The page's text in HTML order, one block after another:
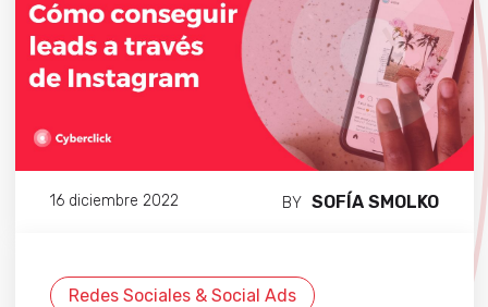
16 diciembre 2022 BY SOFÍA SMOLKO
Redes Sociales & Social Ads